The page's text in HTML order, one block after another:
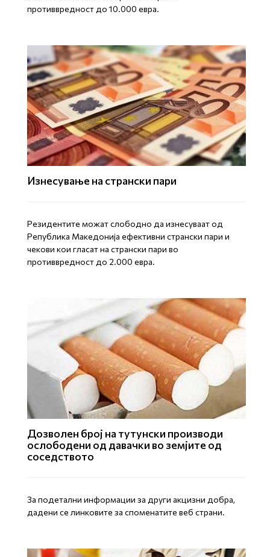
противвредност до 10.000 евра.
Изнесување на странски пари
Резидентите можат слободно да изнесуваат од
Република Македонија ефективни странски пари и
чекови кои гласат на странски пари во
противвредност до 2.000 евра.
Дозволен број на тутунски производи
ослободени од давачки во земјите од
соседството
За подетални информации за други акцизни добра,
дадени се линковите за споменатите веб страни.